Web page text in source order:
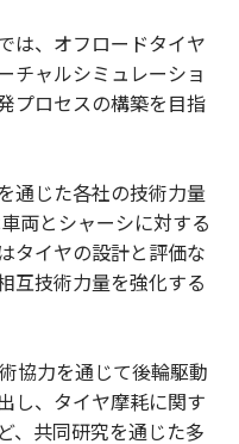
は、オフロードタイヤ
チャルシミュレーショ
プロセスの構築を目指
通じた各社の技術力量
両とシャーシに対する
タイヤの設計と評価な
互技術力量を強化する
協力を通じて後輪駆動
し、タイヤ摩耗に関す
、共同研究を通じた多